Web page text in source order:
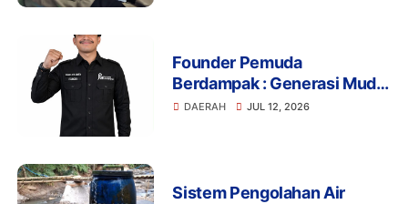
Founder Pemuda
Berdampak : Generasi Muda
Mengapresiasi Komitmen
DAERAH JUL 12, 2026
Sistem Pengolahan Air